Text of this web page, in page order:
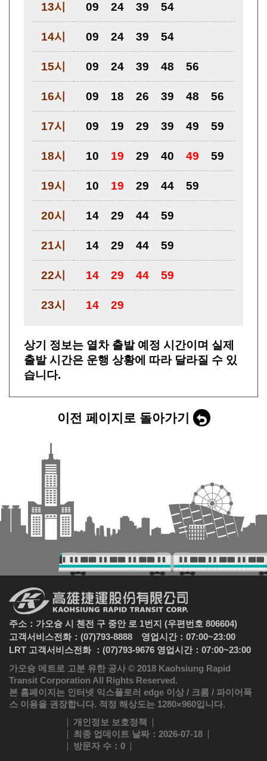
13시 09 24 39 54
14시 09 24 39 54
15시 09 24 39 48 56
16시 09 18 26 39 48 56
17시 09 19 29 39 49 59
18시 10 19 29 40 49 59
19시 10 19 29 44 59
20시 14 29 44 59
21시 14 29 44 59
22시 14 29 44 59
23시 14 29
상기 정보는 열차 출발 예정 시간이며 실제
출발 시간은 운행 상황에 따라 달라질 수 있
습니다.
이전 페이지로 돌아가기
주소：가오슝 시 첸전 구 중안 로 1번지 (우편번호 806604)
고객서비스전화：(07)793-8888 영업시간：07:00~23:00
LRT 고객서비스전화 ：(07)793-9676 영업시간：07:00~23:00
가오슝 메트로 고분 유한 공사 © 2018 Kaohsiung Rapid
Transit Corporation All Rights Reserved.
본 홈페이지는 인터넷 익스플로러 edge 이상 / 크롬 / 파이어폭
스 이용을 권장합니다. 적정 해상도는 1280×960입니다.
개인정보 보호정책
최종 업데이트 날짜 ：2026-07-18
방문자 수 ：0